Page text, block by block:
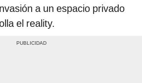
a un espacio privado
el reality.